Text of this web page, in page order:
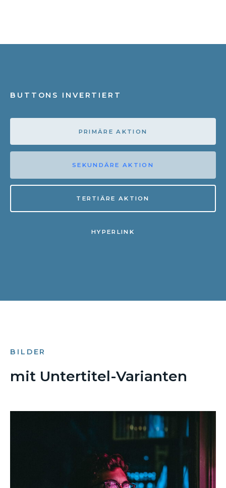
BUTTONS INVERTIERT
PRIMÄRE AKTION
SEKUNDÄRE AKTION
TERTIÄRE AKTION
HYPERLINK
BILDER
mit Untertitel-Varianten